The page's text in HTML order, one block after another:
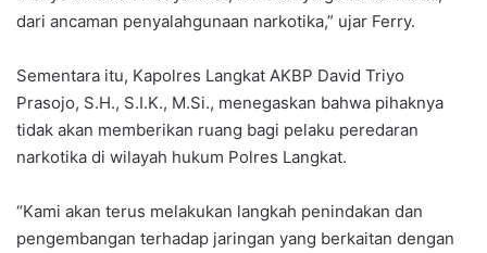
dari ancaman penyalahgunaan narkotika,” ujar Ferry.
Sementara itu, Kapolres Langkat AKBP David Triyo
Prasojo, S.H., S.I.K., M.Si., menegaskan bahwa pihaknya
tidak akan memberikan ruang bagi pelaku peredaran
narkotika di wilayah hukum Polres Langkat.
“Kami akan terus melakukan langkah penindakan dan
pengembangan terhadap jaringan yang berkaitan dengan